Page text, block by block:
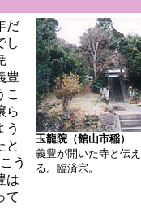
だ
し
豊
こ
ら
う
と
う
は
て
玉龍院（館山市稲）
義豊が開いた寺と伝
る。臨済宗。